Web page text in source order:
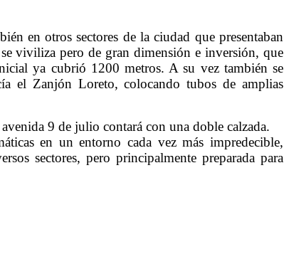
en otros sectores de la ciudad que presentaban
viviliza pero de gran dimensión e inversión, que
ya cubrió 1200 metros. A su vez también se
el Zanjón Loreto, colocando tubos de amplias
9 de julio contará con una doble calzada.
en un entorno cada vez más impredecible,
sectores, pero principalmente preparada para